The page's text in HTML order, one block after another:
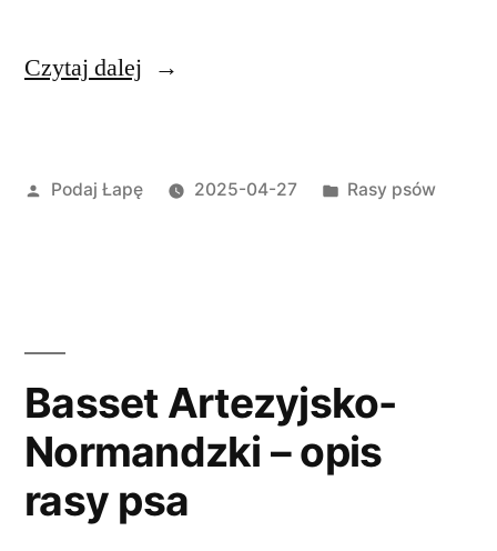
Czytaj dalej „Bergamasco
z
psa”
Opublikowane
Podaj Łapę 2025-04-27
Opublikowano
Rasy psów
Basset Artezyjsko-
Normandzki – opis
rasy psa